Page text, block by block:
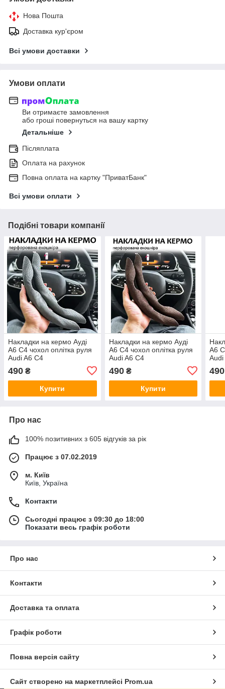
Нова Пошта
Доставка кур'єром
Всі умови доставки
Умови оплати
Ви отримаєте замовлення
або гроші повернуться на вашу картку
Детальніше
Післяплата
Оплата на рахунок
Повна оплата на картку "ПриватБанк"
Всі умови оплати
Подібні товари компанії
Накладки на кермо Ауді
А6 С4 чохол оплітка руля
Audi A6 C4
490 ₴
Купити
Накладки на кермо Ауді
А6 С4 чохол оплітка руля
Audi A6 C4
490₴
Купити
А6
Audi
490
Про нас
100% позитивних з 605 відгуків за рік
Працює з 07.02.2019
м. Київ
Київ, Україна
Контакти
Сьогодні працює з 09:30 до 18:00
Показати весь графік роботи
Про нас
Контакти
Доставка та оплата
Графік роботи
Повна версія сайту
Сайт створено на маркетплейсі Prom.ua